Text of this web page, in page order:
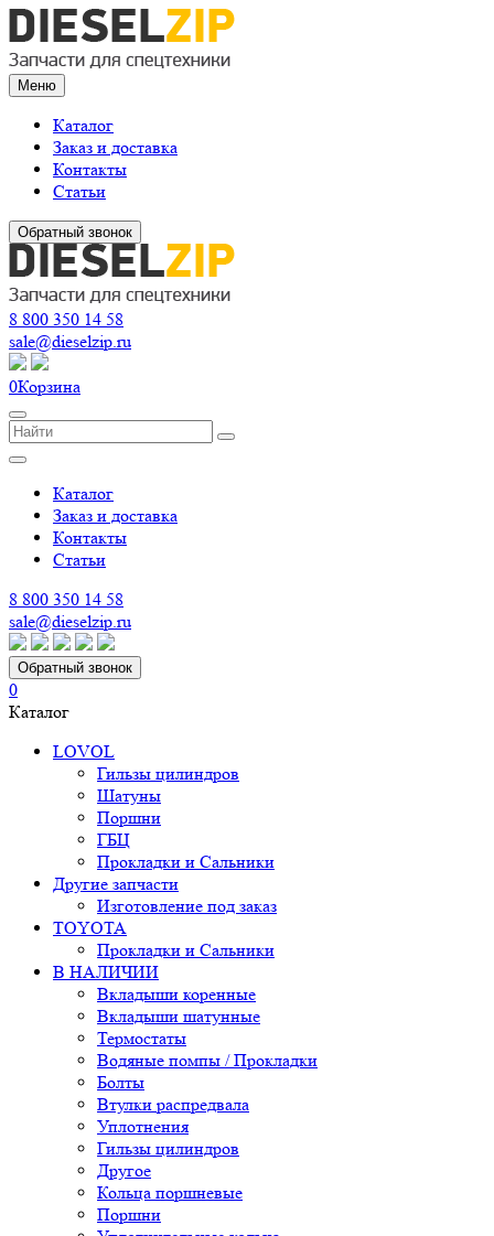
Меню
Каталог
Заказ и доставка
Контакты
Статьи
Обратный звонок
8 800 350 14 58
sale@dieselzip.ru
0Корзина
Каталог
Заказ и доставка
Контакты
Статьи
8 800 350 14 58
sale@dieselzip.ru
Обратный звонок
0
Каталог
LOVOL
Гильзы цилиндров
Шатуны
Поршни
ГБЦ
Прокладки и Сальники
Другие запчасти
Изготовление под заказ
TOYOTA
Прокладки и Сальники
В НАЛИЧИИ
Вкладыши коренные
Вкладыши шатунные
Термостаты
Водяные помпы / Прокладки
Болты
Втулки распредвала
Уплотнения
Гильзы цилиндров
Другое
Кольца поршневые
Поршни